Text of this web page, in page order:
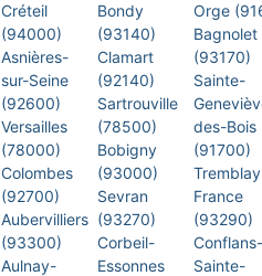
Créteil
(94000)
Asnières-
sur-Seine
(92600)
Versailles
(78000)
Colombes
(92700)
Aubervilliers
(93300)
Aulnay-
Bondy
(93140)
Clamart
(92140)
Sartrouville
(78500)
Bobigny
(93000)
Sevran
(93270)
Corbeil-
Essonnes
Orge
Bagnolet
(93170)
Sainte-
des-Bois
(91700)
France
(93290)
Conflans-
Sainte-